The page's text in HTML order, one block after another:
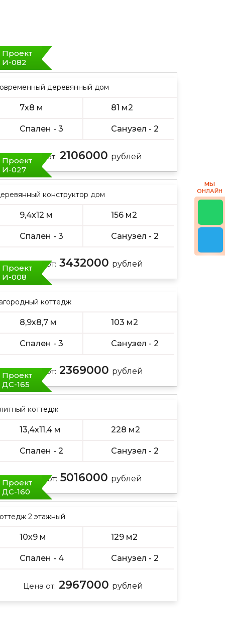
Проект
И-082
деревянный дом
7х8 м 81 м2
Спален - 3 Санузел - 2
Цена от: 2106000 рублей
Проект
И-027
конструктор дом
9,4х12 м 156 м2
Спален - 3 Санузел - 2
Цена от: 3432000 рублей
Проект
И-008
коттедж
8,9х8,7 м 103 м2
Спален - 3 Санузел - 2
Цена от: 2369000 рублей
Проект
ДС-165
коттедж
13,4х11,4 м 228 м2
Спален - 2 Санузел - 2
Цена от: 5016000 рублей
Проект
ДС-160
2 этажный
10х9 м 129 м2
Спален - 4 Санузел - 2
Цена от: 2967000 рублей
МЫ
ОНЛАЙН